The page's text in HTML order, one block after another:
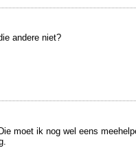
andere niet?
moet ik nog wel eens